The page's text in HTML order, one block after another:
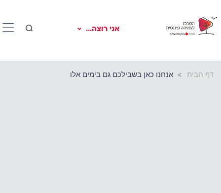
אני רוצה...
דף הבית אנחנו כאן בשבילכם גם בימים אלו